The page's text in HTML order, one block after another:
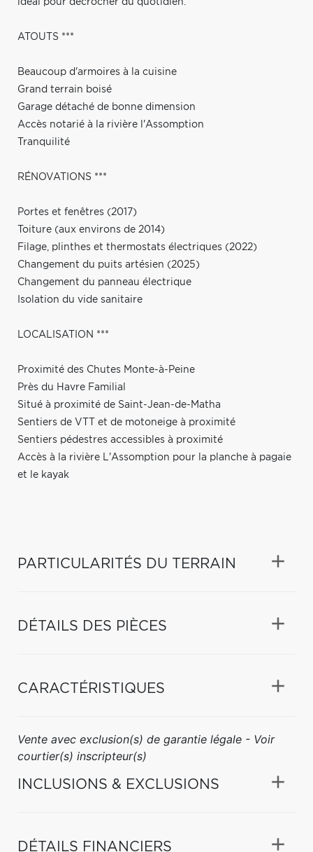
idéal pour décrocher du quotidien.
ATOUTS ***
Beaucoup d'armoires à la cuisine
Grand terrain boisé
Garage détaché de bonne dimension
Accès notarié à la rivière l'Assomption
Tranquilité
RÉNOVATIONS ***
Portes et fenêtres (2017)
Toiture (aux environs de 2014)
Filage, plinthes et thermostats électriques (2022)
Changement du puits artésien (2025)
Changement du panneau électrique
Isolation du vide sanitaire
LOCALISATION ***
Proximité des Chutes Monte-à-Peine
Près du Havre Familial
Situé à proximité de Saint-Jean-de-Matha
Sentiers de VTT et de motoneige à proximité
Sentiers pédestres accessibles à proximité
Accès à la rivière L'Assomption pour la planche à pagaie
et le kayak
PARTICULARITÉS DU TERRAIN
DÉTAILS DES PIÈCES
CARACTÉRISTIQUES
Vente avec exclusion(s) de garantie légale - Voir
courtier(s) inscripteur(s)
INCLUSIONS & EXCLUSIONS
DÉTAILS FINANCIERS